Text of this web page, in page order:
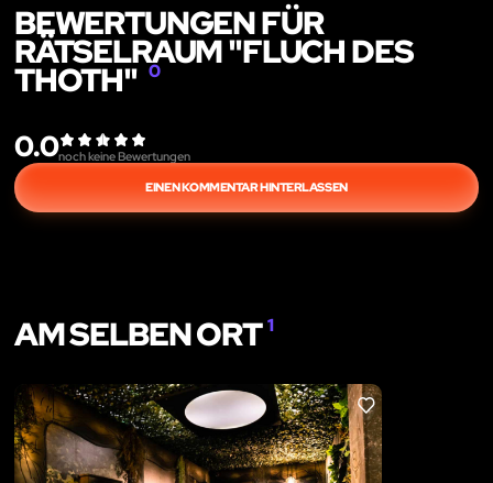
BEWERTUNGEN FÜR
RÄTSELRAUM "FLUCH DES
THOTH" 0
0.0noch keine Bewertungen
EINEN KOMMENTAR HINTERLASSEN
AM SELBEN ORT1
LIKE